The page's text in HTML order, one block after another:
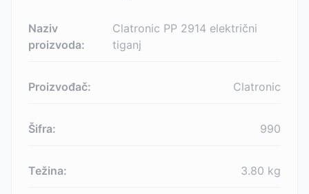
Naziv
proizvoda:
Clatronic PP 2914 električni
tiganj
Proizvođač: Clatronic
Šifra: 990
Težina: 3.80 kg